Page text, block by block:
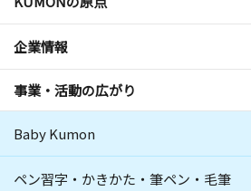
企業情報
事業・活動の広がり
Baby Kumon
ペン習字・かきかた・筆ペン・毛筆